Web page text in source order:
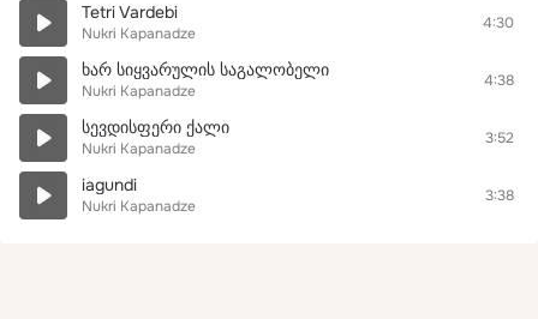
Tetri Vardebi
Nukri Kapanadze
4:30
ხარ სიყვარულის საგალობელი
Nukri Kapanadze
4:38
სევდისფერი ქალი
Nukri Kapanadze
3:52
iagundi
Nukri Kapanadze
3:38